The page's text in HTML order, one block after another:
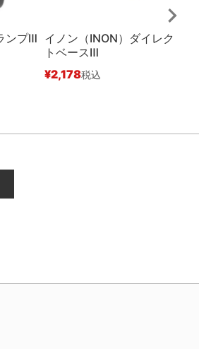
ンプⅢ イノン（INON）ダイレク
トベースⅢ
¥2,178税込